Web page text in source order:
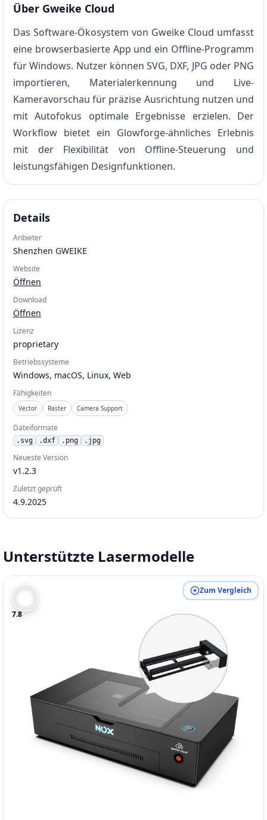
Über Gweike Cloud
Das Software-Ökosystem von Gweike Cloud umfasst
eine browserbasierte App und ein Offline-Programm
für Windows. Nutzer können SVG, DXF, JPG oder PNG
importieren, Materialerkennung und Live-
Kameravorschau für präzise Ausrichtung nutzen und
mit Autofokus optimale Ergebnisse erzielen. Der
Workflow bietet ein Glowforge-ähnliches Erlebnis
mit der Flexibilität von Offline-Steuerung und
leistungsfähigen Designfunktionen.
Details
Anbieter
Shenzhen GWEIKE
Website
Öffnen
Download
Öffnen
Lizenz
proprietary
Betriebssysteme
Windows, macOS, Linux, Web
Fähigkeiten
Vector Raster Camera Support
Dateiformate
. svg .dxf . png . jpg
Neueste Version
v1.2.3
Zuletzt geprüft
4.9.2025
Unterstützte Lasermodelle
7.8
Zum Vergleich